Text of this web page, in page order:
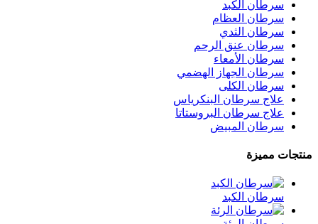
سرطان الكبد
سرطان العظام
سرطان الثدي
سرطان عنق الرحم
سرطان الأمعاء
سرطان الجهاز الهضمي
سرطان الكلى
علاج سرطان البنكرياس
علاج سرطان البروستاتا
سرطان المبيض
منتجات مميزة
سرطان الكبد